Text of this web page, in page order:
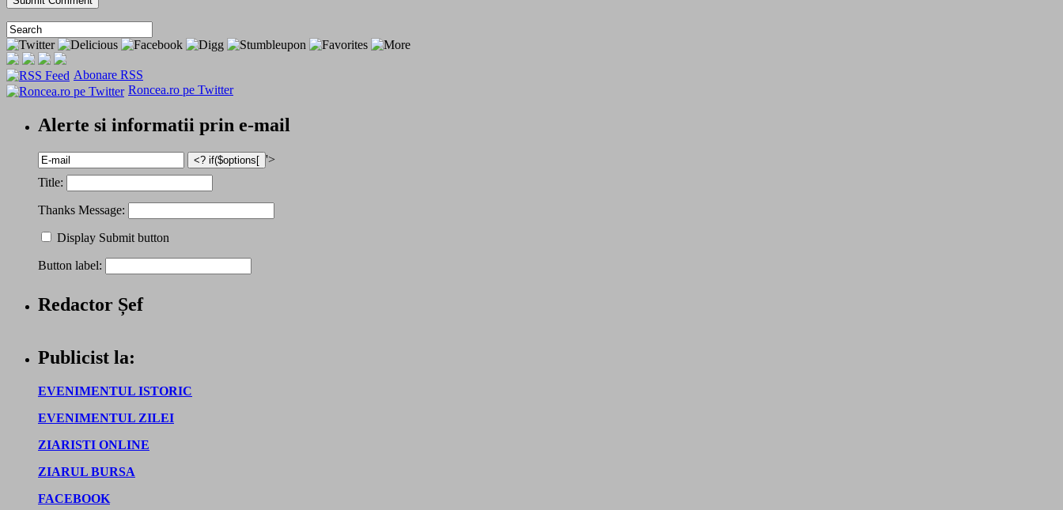
Abonare RSS
Roncea.ro pe Twitter
Alerte si informatii prin e-mail
'>
Title:
Thanks Message:
Display Submit button
Button label:
Redactor Șef
Publicist la:
EVENIMENTUL ISTORIC
EVENIMENTUL ZILEI
ZIARISTI ONLINE
ZIARUL BURSA
FACEBOOK